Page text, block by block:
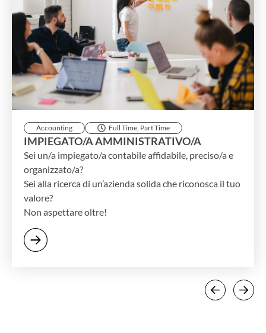
Accounting Full Time, Part Time
IMPIEGATO/A AMMINISTRATIVO/A
Sei un/a impiegato/a contabile affidabile, preciso/a e
organizzato/a?
Sei alla ricerca di un’azienda solida che riconosca il tuo
valore?
Non aspettare oltre!